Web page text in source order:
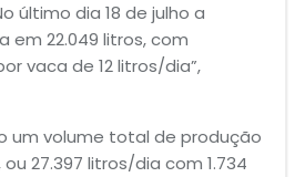
último dia 18 de julho a
em 22.049 litros, com
vaca de 12 litros/dia”,
um volume total de produção
27.397 litros/dia com 1.734